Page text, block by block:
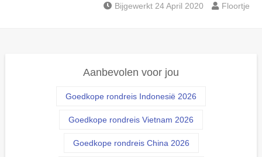
Bijgewerkt 24 April 2020
Floortje
Aanbevolen voor jou
Goedkope rondreis Indonesië 2026
Goedkope rondreis Vietnam 2026
Goedkope rondreis China 2026